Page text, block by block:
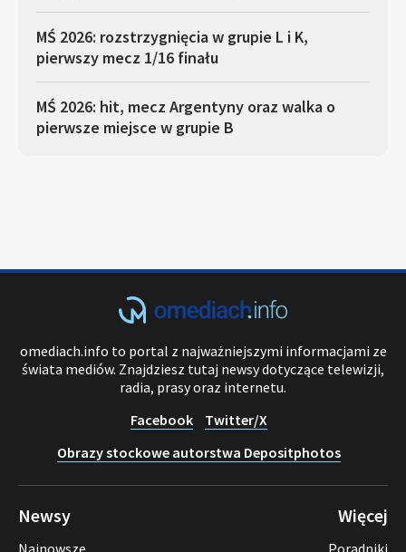
MŚ 2026: rozstrzygnięcia w grupie L i K,
pierwszy mecz 1/16 finału
MŚ 2026: hit, mecz Argentyny oraz walka o
pierwsze miejsce w grupie B
omediach.info to portal z najważniejszymi informacjami ze
świata mediów. Znajdziesz tutaj newsy dotyczące telewizji,
radia, prasy oraz internetu.
Facebook
Twitter/X
Obrazy stockowe autorstwa Depositphotos
Newsy Więcej